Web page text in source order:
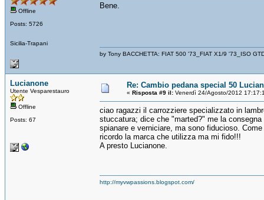
Offline
Posts: 5726
Sicilia-Trapani
Bene.
by Tony BACCHETTA: FIAT 500 '73_FIAT X1/9 '73_ISO
Lucianone
Utente Vesparestauro
Offline
Posts: 67
Re: Cambio pedana special 50
« Risposta #9 il: Venerdì 24/Agosto/2012
ciao ragazzi il carrozziere specializzato in
stuccatura; dice che "marted?" me la
spianare e verniciare, ma sono fiducioso.
ricordo la marca che utilizza ma mi fido!!!
A presto Lucianone.
http://myvwpassions.blogspot.com/